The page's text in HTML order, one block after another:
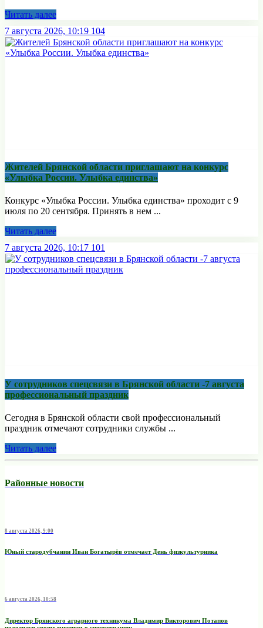
Читать далее
7 августа 2026, 10:19 104
Жителей Брянской области приглашают на конкурс
«Улыбка России. Улыбка единства»
Конкурс «Улыбка России. Улыбка единства» проходит с 9
июля по 20 сентября. Принять в нем ...
Читать далее
7 августа 2026, 10:17 101
У сотрудников спецсвязи в Брянской области -7 августа
профессиональный праздник
Сегодня в Брянской области свой профессиональный
праздник отмечают сотрудники службы ...
Читать далее
Районные новости
8 августа 2026, 9:00
Юный стародубчанин Иван Богатырёв отмечает День физкультурника
6 августа 2026, 10:58
Директор Брянского аграрного техникума Владимир Викторович Потапов